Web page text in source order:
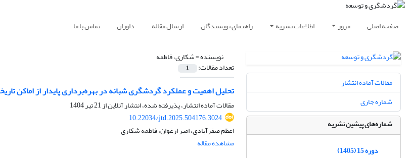
صفحه اصلی مرور اطلاعات نشریه راهنمای نویسندگان ارسال مقاله داوران تماس با ما
نویسنده =شکاری، فاطمه
تعداد مقالات: 1
تحلیل اهمیت و عملکرد گردشگری شبانه در بهره‌برداری پایدار از اماکن
مقالات آماده انتشار، پذیرفته شده، انتشار آنلاین از21 تیر 1404
10.22034/jtd.2025.504176.3024
اعظم صفرآبادی، امیر ارغوان، فاطمه شکاری
مشاهده مقاله
مقالات آماده انتشار
شماره جاری
شماره‌های پیشین نشریه
دوره 15 (1405)